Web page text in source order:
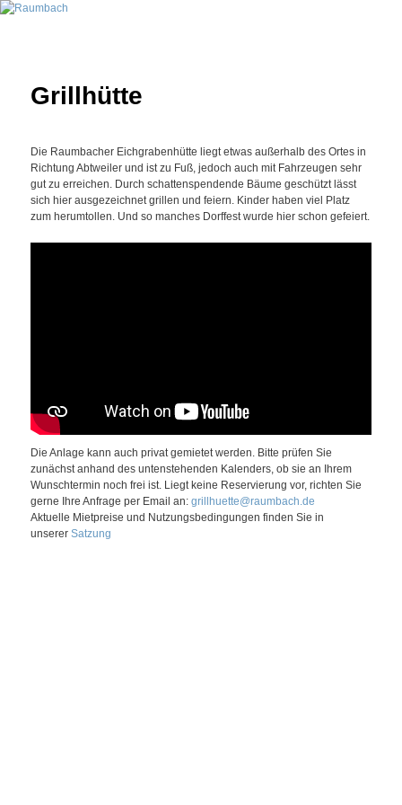
Zum Rheinland-Pfalz
Grillhütte
Die Raumbacher Eichgrabenhütte liegt etwas außerhalb des Ortes in
Richtung Abtweiler und ist zu Fuß, jedoch auch mit Fahrzeugen sehr
gut zu erreichen. Durch schattenspendende Bäume geschützt lässt
sich hier ausgezeichnet grillen und feiern. Kinder haben viel Platz
zum herumtollen. Und so manches Dorffest wurde hier schon gefeiert.
Die Anlage kann auch privat gemietet werden. Bitte prüfen Sie
zunächst anhand des untenstehenden Kalenders, ob sie an Ihrem
Wunschtermin noch frei ist. Liegt keine Reservierung vor, richten Sie
gerne Ihre Anfrage per Email an:grillhuette@raumbach.de
Aktuelle Mietpreise und Nutzungsbedingungen finden Sie in
unsererSatzung